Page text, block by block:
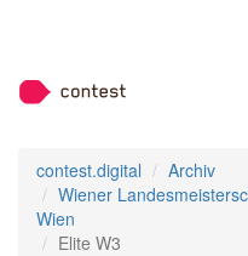
contest.digital
Archiv
Wiener
Wien
Elite W3